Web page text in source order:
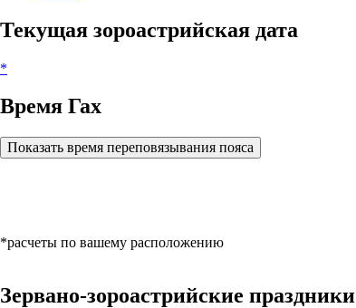
Текущая зороастрийская дата
*
Время Гах
Показать время переповязывания пояса
*расчеты по вашему расположению
Зервано-зороастрийские праздники